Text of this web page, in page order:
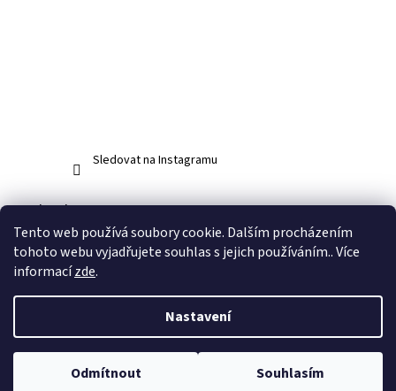
Tento web používá soubory cookie. Dalším procházením
tohoto webu vyjadřujete souhlas s jejich používáním.. Více
informacízde.
Nastavení
Odmítnout Souhlasím
Sledovat na Instagramu
Facebook
Copyright 2026www.abos.cz. Všechna práva vyhrazena.Upravit